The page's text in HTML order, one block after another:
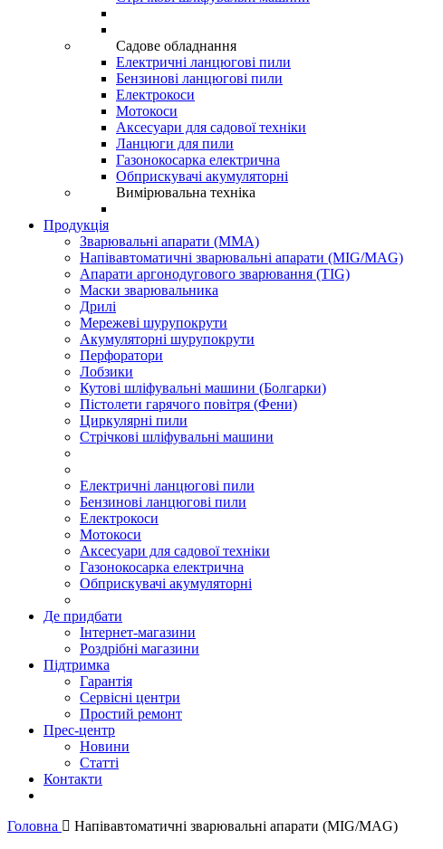
Садове обладнання
Електричні ланцюгові пили
Бензинові ланцюгові пили
Електрокоси
Мотокоси
Аксесуари для садової техніки
Ланцюги для пили
Газонокосарка електрична
Обприскувачі акумуляторні
Вимірювальна техніка
Продукція
Зварювальні апарати (ММА)
Напівавтоматичні зварювальні апарати (MIG/MAG)
Апарати аргонодугового зварювання (TIG)
Маски зварювальника
Дрилі
Мережеві шурупокрути
Акумуляторні шурупокрути
Перфоратори
Лобзики
Кутові шліфувальні машини (Болгарки)
Пістолети гарячого повітря (Фени)
Циркулярні пили
Стрічкові шліфувальні машини
Електричні ланцюгові пили
Бензинові ланцюгові пили
Електрокоси
Мотокоси
Аксесуари для садової техніки
Газонокосарка електрична
Обприскувачі акумуляторні
Де придбати
Інтернет-магазини
Роздрібні магазини
Підтримка
Гарантія
Сервісні центри
Простий ремонт
Прес-центр
Новини
Статті
Контакти
Головна Напівавтоматичні зварювальні апарати (MIG/MAG)